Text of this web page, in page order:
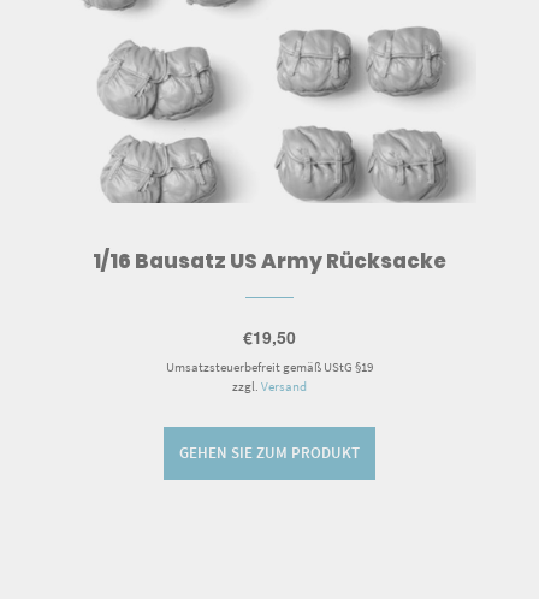
1/16 Bausatz US Army Rücksacke
€19,50
Umsatzsteuerbefreit gemäß UStG §19
zzgl.Versand
GEHEN SIE ZUM PRODUKT